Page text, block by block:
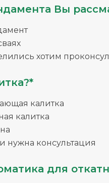
Вы
хотим
калитка
калитка
нужна консультация
для